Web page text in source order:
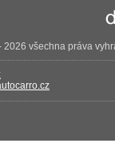
2026 všechna práva